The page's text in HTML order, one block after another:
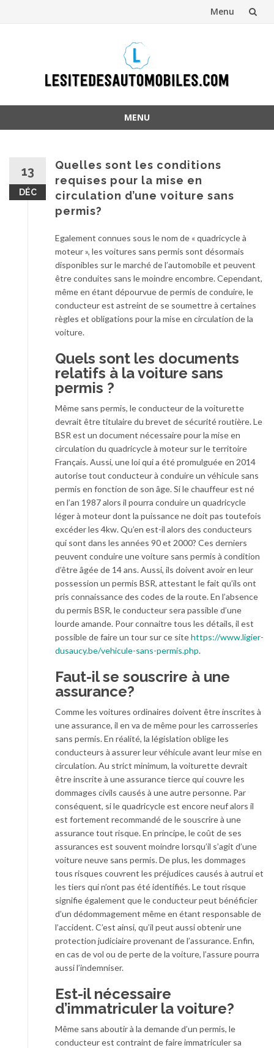
Menu
MENU
13
DÉC
Quelles sont les conditions
requises pour la mise en
circulation d’une voiture sans
permis?
Egalement connues sous le nom de « quadricycle à
moteur », les voitures sans permis sont désormais
disponibles sur le marché de l’automobile et peuvent
être conduites sans le moindre encombre. Cependant,
même en étant dépourvue de permis de conduire, le
conducteur est astreint de se soumettre à certaines
règles et obligations pour la mise en circulation de la
voiture.
Quels sont les documents
relatifs à la voiture sans
permis ?
Même sans permis, le conducteur de la voiturette
devrait être titulaire du brevet de sécurité routière. Le
BSR est un document nécessaire pour la mise en
circulation du quadricycle à moteur sur le territoire
Français. Aussi, une loi qui a été promulguée en 2014
autorise tout conducteur à conduire un véhicule sans
permis en fonction de son âge. Si le chauffeur est né
en l’an 1987 alors il pourra conduire un quadricycle
léger à moteur dont la puissance ne doit pas toutefois
excéder les 4kw. Qu’en est-il alors des conducteurs
qui sont dans les années 90 et 2000? Ces derniers
peuvent conduire une voiture sans permis à condition
d’être âgée de 14 ans. Aussi, ils doivent avoir en leur
possession un permis BSR, attestant le fait qu’ils ont
pris connaissance des codes de la route. En l’absence
du permis BSR, le conducteur sera passible d’une
lourde amande. Pour connaitre tous les détails, il est
possible de faire un tour sur ce sitehttps://www.ligier-
dusaucy.be/vehicule-sans-permis.php.
Faut-il se souscrire à une
assurance?
Comme les voitures ordinaires doivent être inscrites à
une assurance, il en va de même pour les carrosseries
sans permis. En réalité, la législation oblige les
conducteurs à assurer leur véhicule avant leur mise en
circulation. Au strict minimum, la voiturette devrait
être inscrite à une assurance tierce qui couvre les
dommages civils causés à une autre personne. Par
conséquent, si le quadricycle est encore neuf alors il
est fortement recommandé de le souscrire à une
assurance tout risque. En principe, le coût de ses
assurances est souvent moindre lorsqu’il s’agit d’une
voiture neuve sans permis. De plus, les dommages
tous risques couvrent les préjudices causés à autrui et
les tiers qui n’ont pas été identifiés. Le tout risque
signifie également que le conducteur peut bénéficier
d’un dédommagement même en étant responsable de
l’accident. C’est ainsi, qu’il peut aussi obtenir une
protection judiciaire provenant de l’assurance. Enfin,
en cas de vol ou de perte de la voiture, l’assure pourra
aussi l’indemniser.
Est-il nécessaire
d’immatriculer la voiture?
Même sans aboutir à la demande d’un permis, le
conducteur est contraint de faire immatriculer sa